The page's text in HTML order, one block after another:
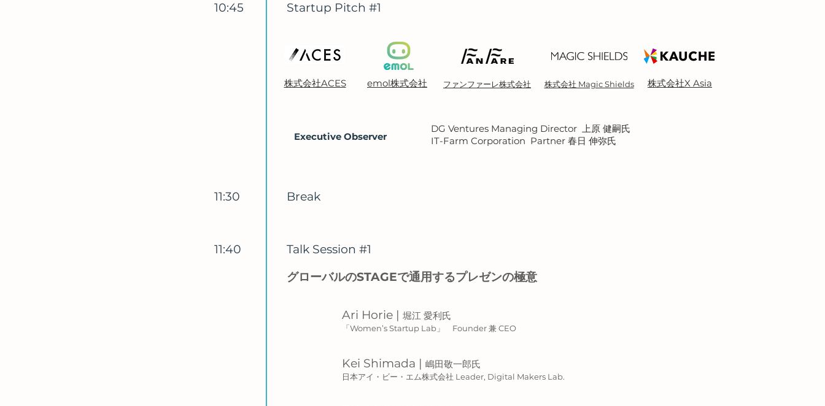
11:40
Talk Session #1
グローバルのSTAGEで通用するプレゼンの極意
Ari Horie | 堀江 愛利氏
「Women’s Startup Lab」 Founder 兼 CEO
Kei Shimada | 嶋田敬一郎氏
日本アイ・ビー・エム株式会社 Leader, Digital Makers Lab.
11:30 Break
Executive Observer
DG Ventures Managing Director 上原 健嗣氏
IT-Farm Corporation Partner 春日 伸弥氏
10:45 Startup Pitch #1
emol株式会社 株式会社X Asia
株式会社ACES 株式会社 Magic Shields
ファンファーレ株式会社